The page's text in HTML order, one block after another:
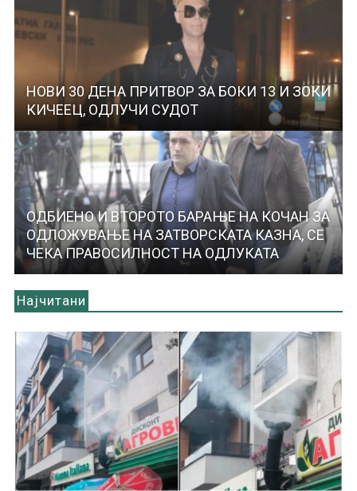
НОВИ 30 ДЕНА ПРИТВОР ЗА БОКИ 13 И ЗОКИ
КИЧЕЕЦ, ОДЛУЧИ СУДОТ
ОДБИЕНО И ВТОРОТО БАРАЊЕ НА КОЧАН ЗА
ОДЛОЖУВАЊЕ НА ЗАТВОРСКАТА КАЗНА, СЕ
ЧЕКА ПРАВОСИЛНОСТ НА ОДЛУКАТА
Најчитани